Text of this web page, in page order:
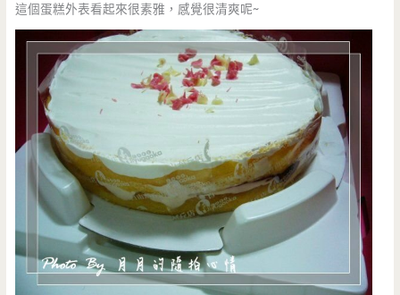
這個蛋糕外表看起來很素雅，感覺很清爽呢~